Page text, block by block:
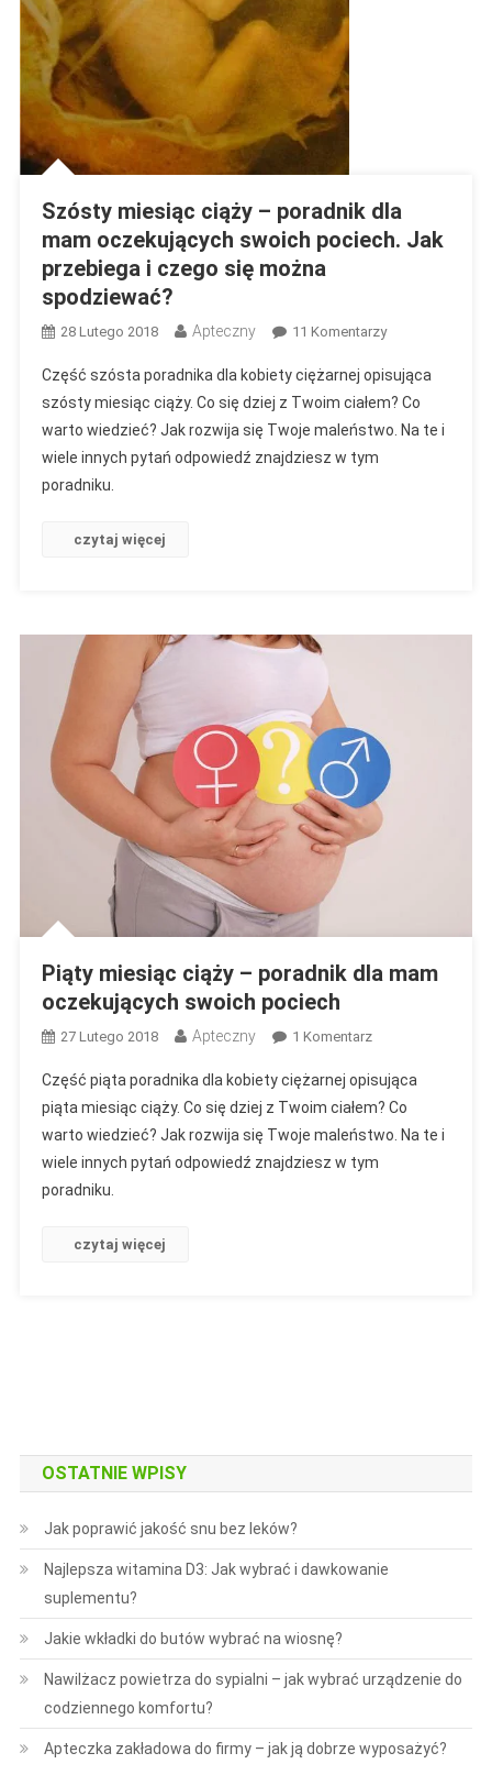
Szósty miesiąc ciąży – poradnik dla
mam oczekujących swoich pociech. Jak
przebiega i czego się można
spodziewać?
28 Lutego 2018 Apteczny 11 KomentarzyDo
Miesiąc
Ciąży
–
Przebiega
Spodziewać?
Część szósta poradnika dla kobiety ciężarnej opisująca
szósty miesiąc ciąży. Co się dziej z Twoim ciałem? Co
warto wiedzieć? Jak rozwija się Twoje maleństwo. Na te i
wiele innych pytań odpowiedź znajdziesz w tym
poradniku.
czytaj więcej
Piąty miesiąc ciąży – poradnik dla mam
oczekujących swoich pociech
27 Lutego 2018 Apteczny 1 KomentarzDo
Miesiąc
Ciąży
–
Poradnik
Część piąta poradnika dla kobiety ciężarnej opisująca
piąta miesiąc ciąży. Co się dziej z Twoim ciałem? Co
warto wiedzieć? Jak rozwija się Twoje maleństwo. Na te i
wiele innych pytań odpowiedź znajdziesz w tym
poradniku.
czytaj więcej
OSTATNIE WPISY
Jak poprawić jakość snu bez leków?
Najlepsza witamina D3: Jak wybrać i dawkowanie
suplementu?
Jakie wkładki do butów wybrać na wiosnę?
Nawilżacz powietrza do sypialni – jak wybrać urządzenie do
codziennego komfortu?
Apteczka zakładowa do firmy – jak ją dobrze wyposażyć?